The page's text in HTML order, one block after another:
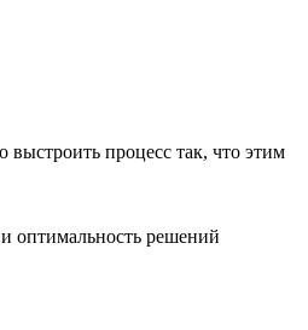
выстроить процесс так, что этим
оптимальность решений